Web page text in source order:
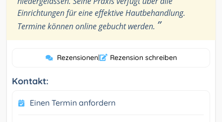
Einrichtungen für eine effektive Hautbehandlung.
Termine können online gebucht werden. ”
Rezensionen| Rezension schreiben
Kontakt:
Einen Termin anfordern